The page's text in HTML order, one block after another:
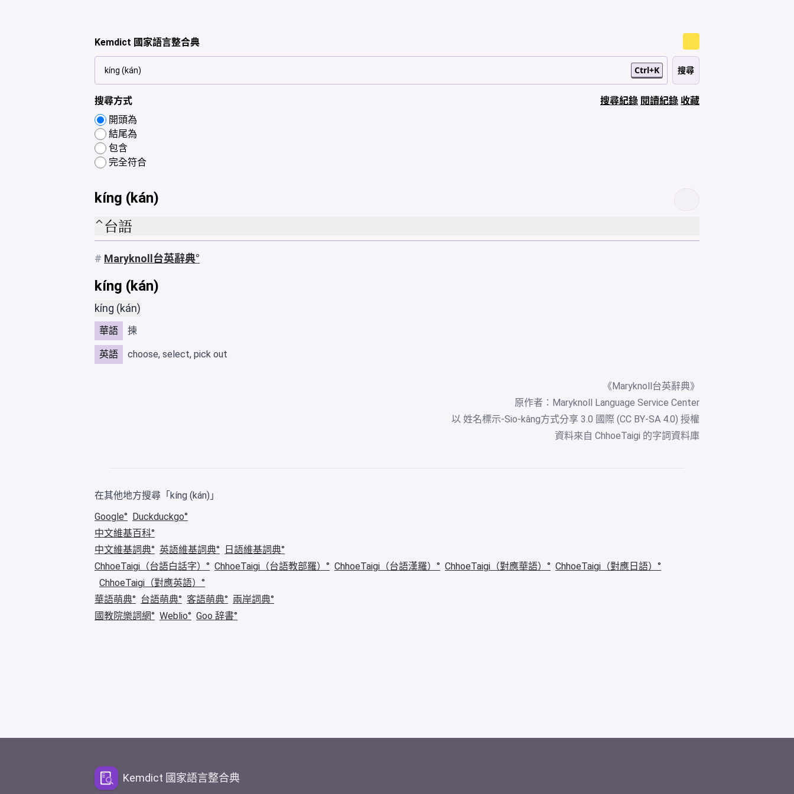
Kemdict 國家語言整合典
Ctrl+K
搜尋方式
開頭為
結尾為
包含
完全符合
搜尋紀錄 閱讀紀錄 收藏
kíng (kán)
台語
# Maryknoll台英辭典
kíng (kán)
kíng (kán)
華語 揀
英語 choose, select, pick out
《Maryknoll台英辭典》
原作者：Maryknoll Language Service Center
以 姓名標示-Sio-kâng方式分享 3.0 國際 (CC BY-SA 4.0) 授權
資料來自 ChhoeTaigi 的字詞資料庫
在其他地方搜尋「kíng (kán)」
Google
Duckduckgo
中文維基百科
中文維基詞典
英語維基詞典
日語維基詞典
ChhoeTaigi（台語白話字）
ChhoeTaigi（台語教部羅） ChhoeTaigi（台語漢羅） ChhoeTaigi（對應華語）
ChhoeTaigi（對應日語）
ChhoeTaigi（對應英語）
華語萌典
台語萌典 客語萌典
兩岸詞典
國教院樂詞網
Weblio Goo 辞書
Kemdict 國家語言整合典